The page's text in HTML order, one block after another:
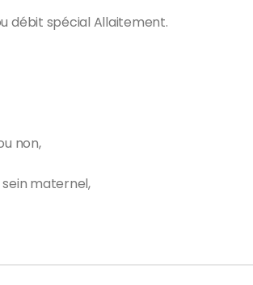
débit spécial Allaitement.
non,
maternel,